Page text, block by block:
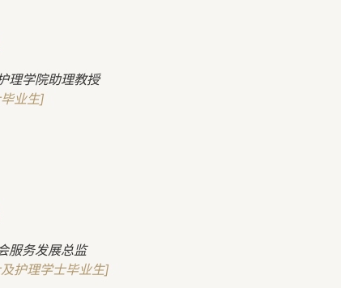
理学院助理教授
业生]
服务发展总监
护理学士毕业生]